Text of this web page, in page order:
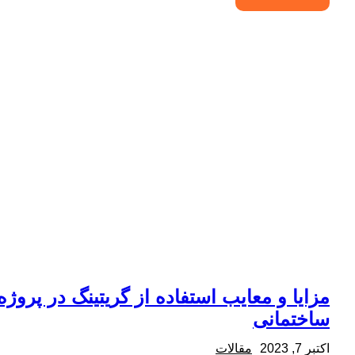
مزایا و معایب استفاده از گریتینگ در
ساختمانی
اکتبر 7, 2023 مقالات